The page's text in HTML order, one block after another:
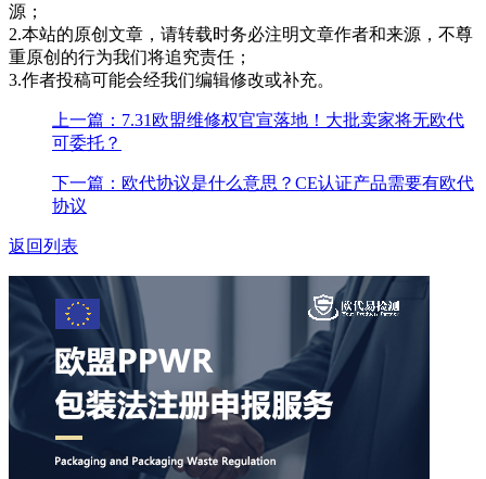
源；
2.本站的原创文章，请转载时务必注明文章作者和来源，不尊
重原创的行为我们将追究责任；
3.作者投稿可能会经我们编辑修改或补充。
上一篇：7.31欧盟维修权官宣落地！大批卖家将无欧代
可委托？
下一篇：欧代协议是什么意思？CE认证产品需要有欧代
协议
返回列表